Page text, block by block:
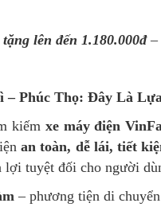
lên đến 1.180.000đ–
– Phúc Thọ: Đây Là
kiếm xe máy điện
an toàn, dễ lái, tiết
lợi tuyệt đối cho người
– phương tiện di